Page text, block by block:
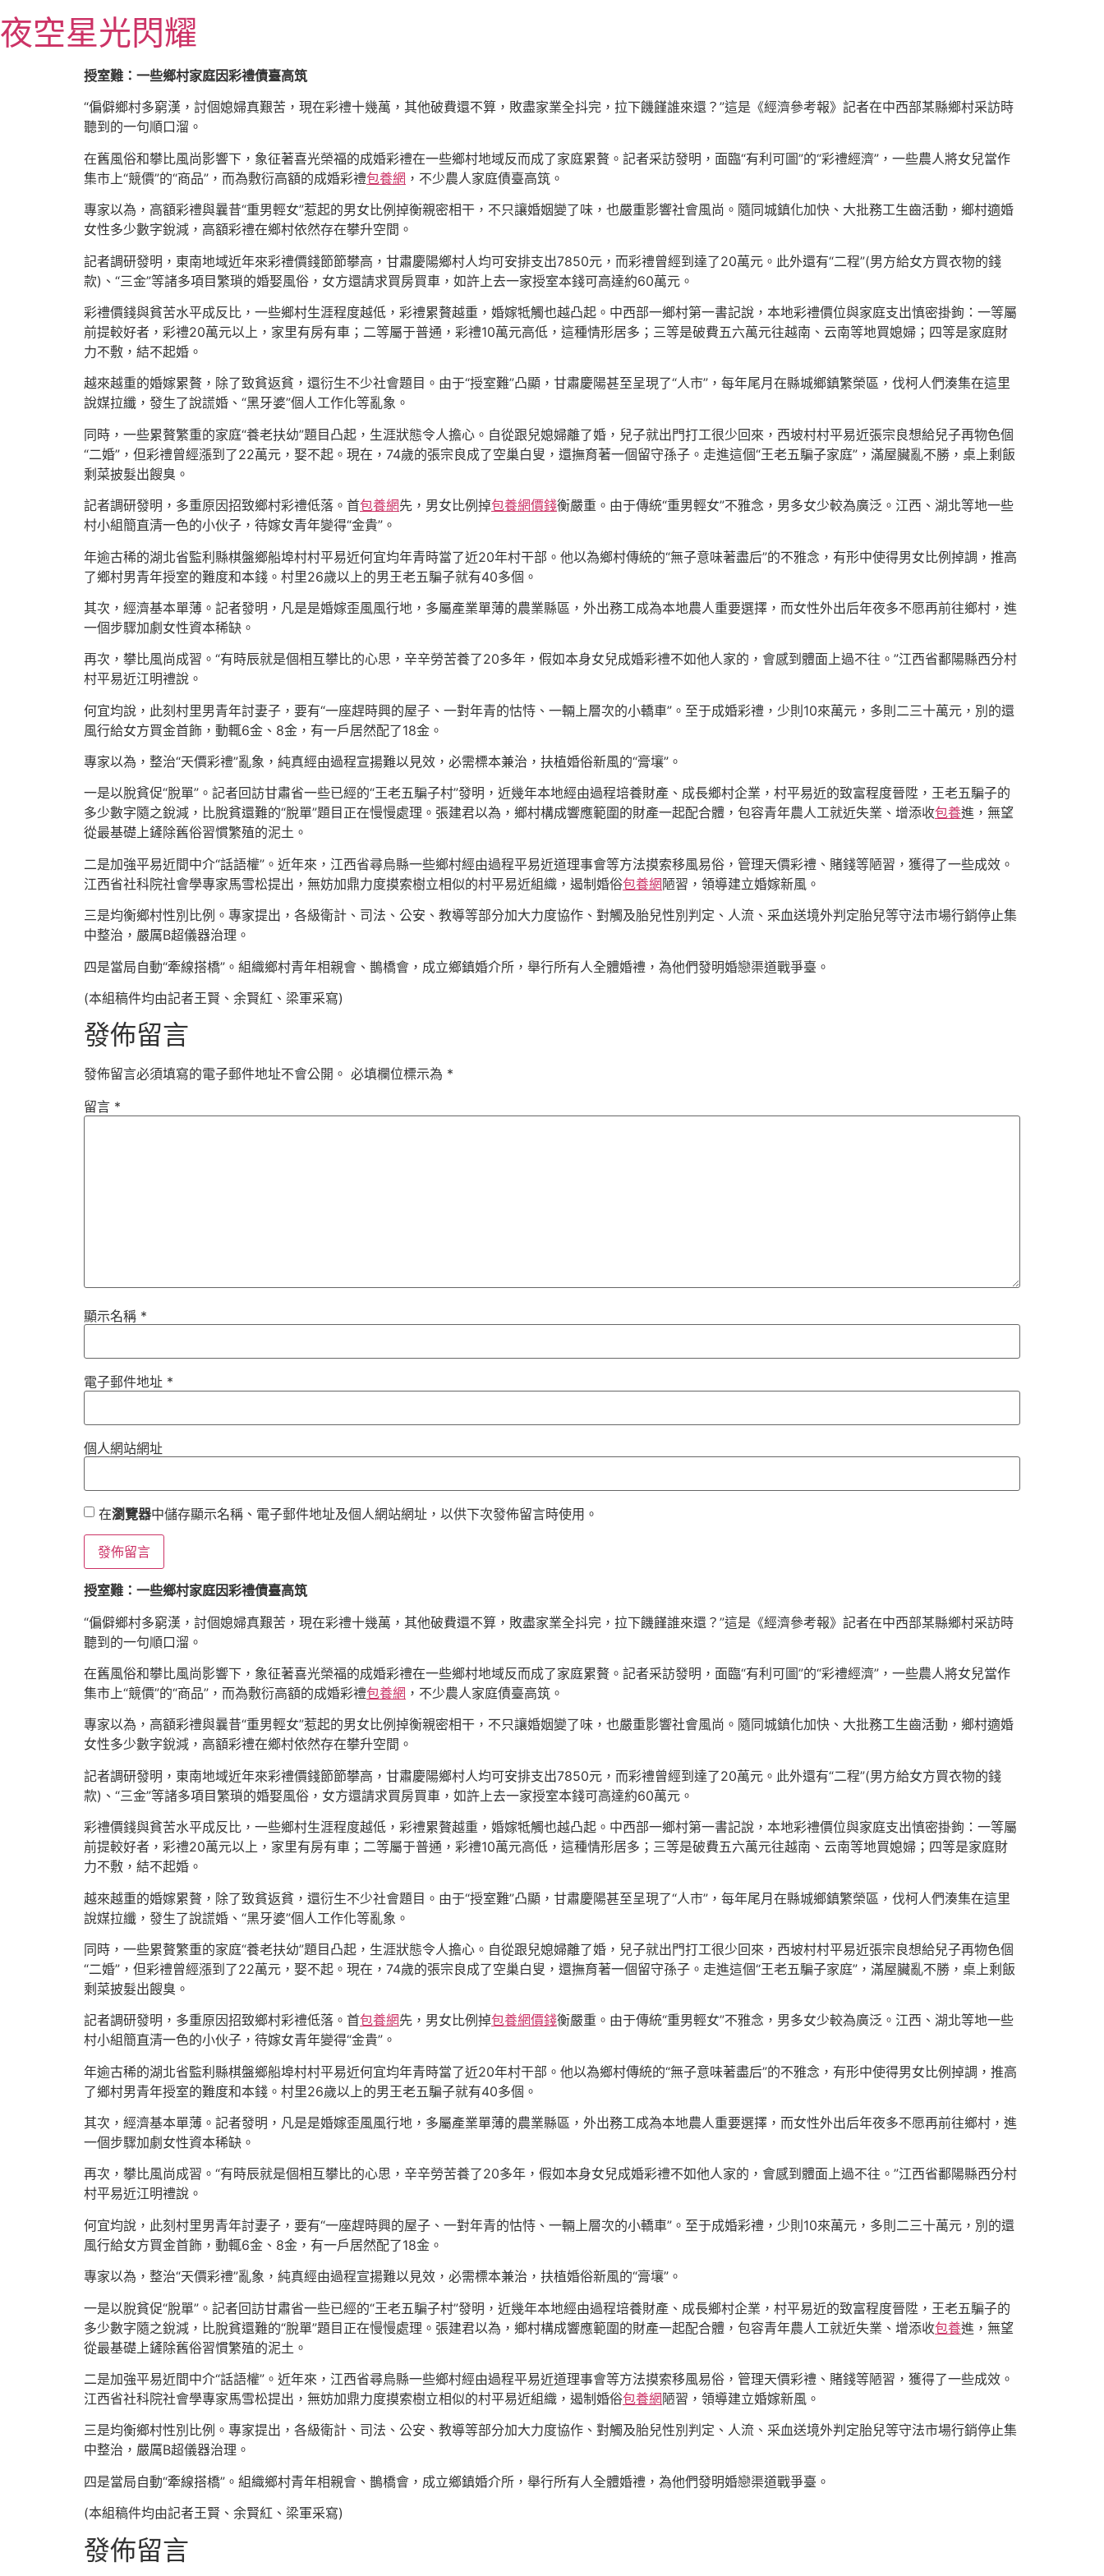
至
主
夜空星光閃耀
授室難：一些鄉村家庭因彩禮債臺高筑
“偏僻鄉村多窮漢，討個媳婦真艱苦，現在彩禮十幾萬，其他破費還不算，敗盡家業全抖完，拉下饑饉誰來還？”這是《經濟參考報》記者在中西部某縣鄉村采訪時
聽到的一句順口溜。
在舊風俗和攀比風尚影響下，象征著喜光榮福的成婚彩禮在一些鄉村地域反而成了家庭累贅。記者采訪發明，面臨“有利可圖”的“彩禮經濟”，一些農人將女兒當作
集市上“競價”的“商品”，而為敷衍高額的成婚彩禮包養網 ，不少農人家庭債臺高筑。
專家以為，高額彩禮與曩昔“重男輕女”惹起的男女比例掉衡親密相干，不只讓婚姻變了味，也嚴重影響社會風尚。隨同城鎮化加快、大批務工生齒活動，鄉村適婚
女性多少數字銳減，高額彩禮在鄉村依然存在攀升空間。
記者調研發明，東南地域近年來彩禮價錢節節攀高，甘肅慶陽鄉村人均可安排支出7850元，而彩禮曾經到達了20萬元。此外還有“二程”(男方給女方買衣物的錢
款)、“三金”等諸多項目繁瑣的婚娶風俗，女方還請求買房買車，如許上去一家授室本錢可高達約60萬元。
彩禮價錢與貧苦水平成反比，一些鄉村生涯程度越低，彩禮累贅越重，婚嫁牴觸也越凸起。中西部一鄉村第一書記說，本地彩禮價位與家庭支出慎密掛鉤：一等屬
前提較好者，彩禮20萬元以上，家里有房有車；二等屬于普通，彩禮10萬元高低，這種情形居多；三等是破費五六萬元往越南、云南等地買媳婦；四等是家庭財
力不敷，結不起婚。
越來越重的婚嫁累贅，除了致貧返貧，還衍生不少社會題目。由于“授室難”凸顯，甘肅慶陽甚至呈現了“人市”，每年尾月在縣城鄉鎮繁榮區，伐柯人們湊集在這里
說媒拉纖，發生了說謊婚、“黑牙婆”個人工作化等亂象。
同時，一些累贅繁重的家庭“養老扶幼”題目凸起，生涯狀態令人擔心。自從跟兒媳婦離了婚，兒子就出門打工很少回來，西坡村村平易近張宗良想給兒子再物色個
“二婚”，但彩禮曾經漲到了22萬元，娶不起。現在，74歲的張宗良成了空巢白叟，還撫育著一個留守孫子。走進這個“王老五騙子家庭”，滿屋臟亂不勝，桌上剩飯
剩菜披髮出餿臭。
記者調研發明，多重原因招致鄉村彩禮低落。首包養網先，男女比例掉包養網價錢衡嚴重。由于傳統“重男輕女”不雅念，男多女少較為廣泛。江西、湖北等地一些
村小組簡直清一色的小伙子，待嫁女青年變得“金貴”。
年逾古稀的湖北省監利縣棋盤鄉船埠村村平易近何宜均年青時當了近20年村干部。他以為鄉村傳統的“無子意味著盡后”的不雅念，有形中使得男女比例掉調，推高
了鄉村男青年授室的難度和本錢。村里26歲以上的男王老五騙子就有40多個。
其次，經濟基本單薄。記者發明，凡是是婚嫁歪風風行地，多屬產業單薄的農業縣區，外出務工成為本地農人重要選擇，而女性外出后年夜多不愿再前往鄉村，進
一個步驟加劇女性資本稀缺。
再次，攀比風尚成習。“有時辰就是個相互攀比的心思，辛辛勞苦養了20多年，假如本身女兒成婚彩禮不如他人家的，會感到體面上過不往。”江西省鄱陽縣西分村
村平易近江明禮說。
何宜均說，此刻村里男青年討妻子，要有“一座趕時興的屋子、一對年青的怙恃、一輛上層次的小轎車”。至于成婚彩禮，少則10來萬元，多則二三十萬元，別的還
風行給女方買金首飾，動輒6金、8金，有一戶居然配了18金。
專家以為，整治“天價彩禮”亂象，純真經由過程宣揚難以見效，必需標本兼治，扶植婚俗新風的“膏壤”。
一是以脫貧促“脫單”。記者回訪甘肅省一些已經的“王老五騙子村”發明，近幾年本地經由過程培養財產、成長鄉村企業，村平易近的致富程度晉陞，王老五騙子的
多少數字隨之銳減，比脫貧還難的“脫單”題目正在慢慢處理。張建君以為，鄉村構成響應範圍的財產一起配合體，包容青年農人工就近失業、增添收包養進，無望
從最基礎上鏟除舊俗習慣繁殖的泥土。
二是加強平易近間中介“話語權”。近年來，江西省尋烏縣一些鄉村經由過程平易近道理事會等方法摸索移風易俗，管理天價彩禮、賭錢等陋習，獲得了一些成效。
江西省社科院社會學專家馬雪松提出，無妨加鼎力度摸索樹立相似的村平易近組織，遏制婚俗包養網陋習，領導建立婚嫁新風。
三是均衡鄉村性別比例。專家提出，各級衛計、司法、公安、教導等部分加大力度協作、對觸及胎兒性別判定、人流、采血送境外判定胎兒等守法市場行銷停止集
中整治，嚴厲B超儀器治理。
四是當局自動“牽線搭橋”。組織鄉村青年相親會、鵲橋會，成立鄉鎮婚介所，舉行所有人全體婚禮，為他們發明婚戀渠道戰爭臺。
(本組稿件均由記者王賢、余賢紅、梁軍采寫)
發佈留言
發佈留言必須填寫的電子郵件地址不會公開。 必填欄位標示為 *
留言 *
顯示名稱 *
電子郵件地址 *
個人網站網址
在瀏覽器中儲存顯示名稱、電子郵件地址及個人網站網址，以供下次發佈留言時使用。
授室難：一些鄉村家庭因彩禮債臺高筑
“偏僻鄉村多窮漢，討個媳婦真艱苦，現在彩禮十幾萬，其他破費還不算，敗盡家業全抖完，拉下饑饉誰來還？”這是《經濟參考報》記者在中西部某縣鄉村采訪時
聽到的一句順口溜。
在舊風俗和攀比風尚影響下，象征著喜光榮福的成婚彩禮在一些鄉村地域反而成了家庭累贅。記者采訪發明，面臨“有利可圖”的“彩禮經濟”，一些農人將女兒當作
集市上“競價”的“商品”，而為敷衍高額的成婚彩禮包養網 ，不少農人家庭債臺高筑。
專家以為，高額彩禮與曩昔“重男輕女”惹起的男女比例掉衡親密相干，不只讓婚姻變了味，也嚴重影響社會風尚。隨同城鎮化加快、大批務工生齒活動，鄉村適婚
女性多少數字銳減，高額彩禮在鄉村依然存在攀升空間。
記者調研發明，東南地域近年來彩禮價錢節節攀高，甘肅慶陽鄉村人均可安排支出7850元，而彩禮曾經到達了20萬元。此外還有“二程”(男方給女方買衣物的錢
款)、“三金”等諸多項目繁瑣的婚娶風俗，女方還請求買房買車，如許上去一家授室本錢可高達約60萬元。
彩禮價錢與貧苦水平成反比，一些鄉村生涯程度越低，彩禮累贅越重，婚嫁牴觸也越凸起。中西部一鄉村第一書記說，本地彩禮價位與家庭支出慎密掛鉤：一等屬
前提較好者，彩禮20萬元以上，家里有房有車；二等屬于普通，彩禮10萬元高低，這種情形居多；三等是破費五六萬元往越南、云南等地買媳婦；四等是家庭財
力不敷，結不起婚。
越來越重的婚嫁累贅，除了致貧返貧，還衍生不少社會題目。由于“授室難”凸顯，甘肅慶陽甚至呈現了“人市”，每年尾月在縣城鄉鎮繁榮區，伐柯人們湊集在這里
說媒拉纖，發生了說謊婚、“黑牙婆”個人工作化等亂象。
同時，一些累贅繁重的家庭“養老扶幼”題目凸起，生涯狀態令人擔心。自從跟兒媳婦離了婚，兒子就出門打工很少回來，西坡村村平易近張宗良想給兒子再物色個
“二婚”，但彩禮曾經漲到了22萬元，娶不起。現在，74歲的張宗良成了空巢白叟，還撫育著一個留守孫子。走進這個“王老五騙子家庭”，滿屋臟亂不勝，桌上剩飯
剩菜披髮出餿臭。
記者調研發明，多重原因招致鄉村彩禮低落。首包養網先，男女比例掉包養網價錢衡嚴重。由于傳統“重男輕女”不雅念，男多女少較為廣泛。江西、湖北等地一些
村小組簡直清一色的小伙子，待嫁女青年變得“金貴”。
年逾古稀的湖北省監利縣棋盤鄉船埠村村平易近何宜均年青時當了近20年村干部。他以為鄉村傳統的“無子意味著盡后”的不雅念，有形中使得男女比例掉調，推高
了鄉村男青年授室的難度和本錢。村里26歲以上的男王老五騙子就有40多個。
其次，經濟基本單薄。記者發明，凡是是婚嫁歪風風行地，多屬產業單薄的農業縣區，外出務工成為本地農人重要選擇，而女性外出后年夜多不愿再前往鄉村，進
一個步驟加劇女性資本稀缺。
再次，攀比風尚成習。“有時辰就是個相互攀比的心思，辛辛勞苦養了20多年，假如本身女兒成婚彩禮不如他人家的，會感到體面上過不往。”江西省鄱陽縣西分村
村平易近江明禮說。
何宜均說，此刻村里男青年討妻子，要有“一座趕時興的屋子、一對年青的怙恃、一輛上層次的小轎車”。至于成婚彩禮，少則10來萬元，多則二三十萬元，別的還
風行給女方買金首飾，動輒6金、8金，有一戶居然配了18金。
專家以為，整治“天價彩禮”亂象，純真經由過程宣揚難以見效，必需標本兼治，扶植婚俗新風的“膏壤”。
一是以脫貧促“脫單”。記者回訪甘肅省一些已經的“王老五騙子村”發明，近幾年本地經由過程培養財產、成長鄉村企業，村平易近的致富程度晉陞，王老五騙子的
多少數字隨之銳減，比脫貧還難的“脫單”題目正在慢慢處理。張建君以為，鄉村構成響應範圍的財產一起配合體，包容青年農人工就近失業、增添收包養進，無望
從最基礎上鏟除舊俗習慣繁殖的泥土。
二是加強平易近間中介“話語權”。近年來，江西省尋烏縣一些鄉村經由過程平易近道理事會等方法摸索移風易俗，管理天價彩禮、賭錢等陋習，獲得了一些成效。
江西省社科院社會學專家馬雪松提出，無妨加鼎力度摸索樹立相似的村平易近組織，遏制婚俗包養網 陋習，領導建立婚嫁新風。
三是均衡鄉村性別比例。專家提出，各級衛計、司法、公安、教導等部分加大力度協作、對觸及胎兒性別判定、人流、采血送境外判定胎兒等守法市場行銷停止集
中整治，嚴厲B超儀器治理。
四是當局自動“牽線搭橋”。組織鄉村青年相親會、鵲橋會，成立鄉鎮婚介所，舉行所有人全體婚禮，為他們發明婚戀渠道戰爭臺。
(本組稿件均由記者王賢、余賢紅、梁軍采寫)
發佈留言